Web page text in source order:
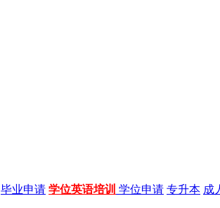
毕业申请 学位英语培训 学位申请 专升本 成